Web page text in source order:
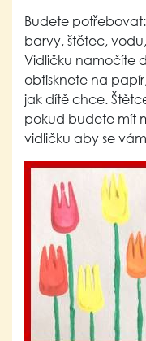
Budete
barvy, štětec,
Vidličku namočíte
obtisknete na
jak dítě chce.
pokud budete mít
vidličku aby se